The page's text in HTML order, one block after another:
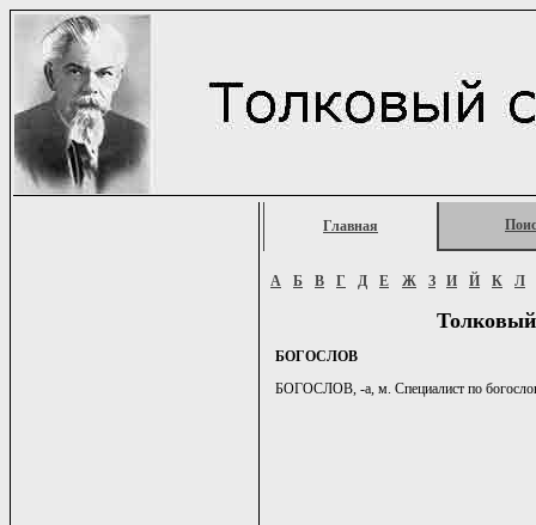
Главная
А Б В Г Д Е Ж З И Й К Л
БОГОСЛОВ
БОГОСЛОВ, -а, м. Специалист по